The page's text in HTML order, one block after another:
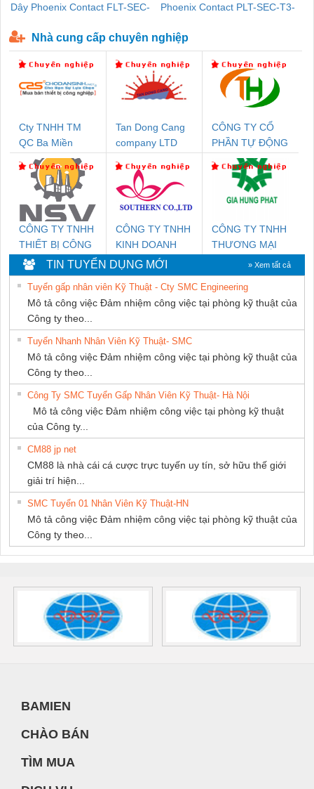
Dây Phoenix Contact FLT-SEC-
Phoenix Contact PLT-SEC-T3-
Nhà cung cấp chuyên nghiệp
Cty TNHH TM
QC Ba Miền
Tan Dong Cang
company LTD
CÔNG TY CỔ
PHẦN TỰ ĐỘNG
TIẾN HƯNG
CÔNG TY TNHH
THIẾT BỊ CÔNG
NGHIỆP NIHON
SETSUBI VIỆT
NAM
CÔNG TY TNHH
KINH DOANH
DỊCH VỤ XNK
PHƯƠNG NAM
CÔNG TY TNHH
THƯƠNG MẠI
DỊCH VỤ KỸ
THUẬT ĐIỆN CƠ
GIA HƯNG
PHÁT
TIN TUYỂN DỤNG MỚI » Xem tất cả
Tuyển gấp nhân viên Kỹ Thuật - Cty SMC Engineering
Mô tả công việc Đảm nhiệm công việc tại phòng kỹ thuật của
Công ty theo...
Tuyển Nhanh Nhân Viên Kỹ Thuật- SMC
Mô tả công việc Đảm nhiệm công việc tại phòng kỹ thuật của
Công ty theo...
Công Ty SMC Tuyển Gấp Nhân Viên Kỹ Thuật- Hà Nội
Mô tả công việc Đảm nhiệm công việc tại phòng kỹ thuật
của Công ty...
CM88 jp net
CM88 là nhà cái cá cược trực tuyến uy tín, sở hữu thế giới
giải trí hiện...
SMC Tuyển 01 Nhân Viên Kỹ Thuật-HN
Mô tả công việc Đảm nhiệm công việc tại phòng kỹ thuật của
Công ty theo...
BAMIEN
CHÀO BÁN
TÌM MUA